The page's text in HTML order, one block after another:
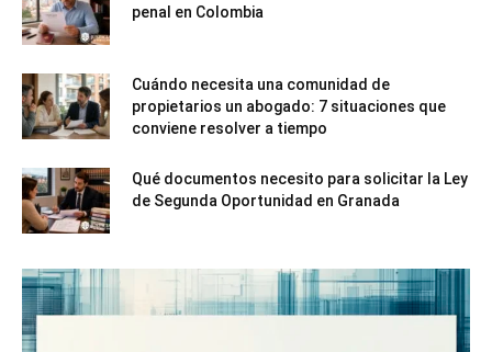
penal en Colombia
Cuándo necesita una comunidad de
propietarios un abogado: 7 situaciones que
conviene resolver a tiempo
Qué documentos necesito para solicitar la Ley
de Segunda Oportunidad en Granada